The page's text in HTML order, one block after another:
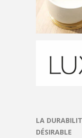
LA
DÉSIRABLE